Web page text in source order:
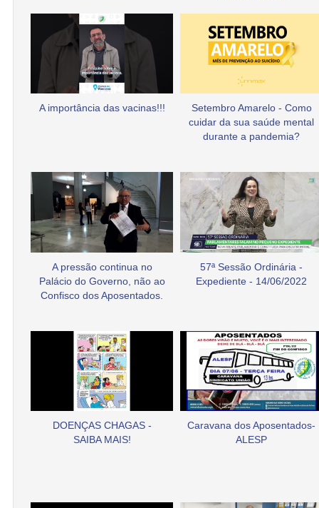
A importância das vacinas!!!
Setembro Amarelo - Como
cuidar da sua saúde mental
durante a pandemia?
A pressão continua no
Palácio do Governo, não ao
Confisco dos Aposentados.
57ª Sessão Ordinária -
Expediente - 14/06/2022
DOENÇAS CHAGAS -
SAIBA MAIS!
Caravana dos Aposentados-
ALESP